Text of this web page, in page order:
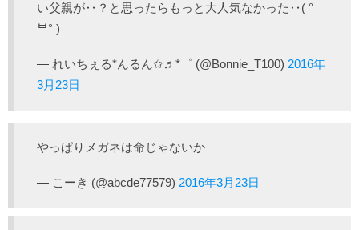
い父親が‥？と思ったらもっと大人気なかった‥( °
ᄇ° )
— れいちぇる*んるん✩♬*゜ (@Bonnie_T100) 2016年
3月23日
やっぱりメガネは命じゃないか
— こーき (@abcde77579) 2016年3月23日